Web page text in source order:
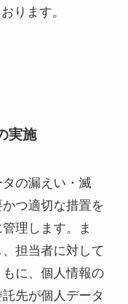
ります。
実施
の漏えい・滅
つ適切な措置を
理します。ま
担当者に対して
に、個人情報の
先が個人データ